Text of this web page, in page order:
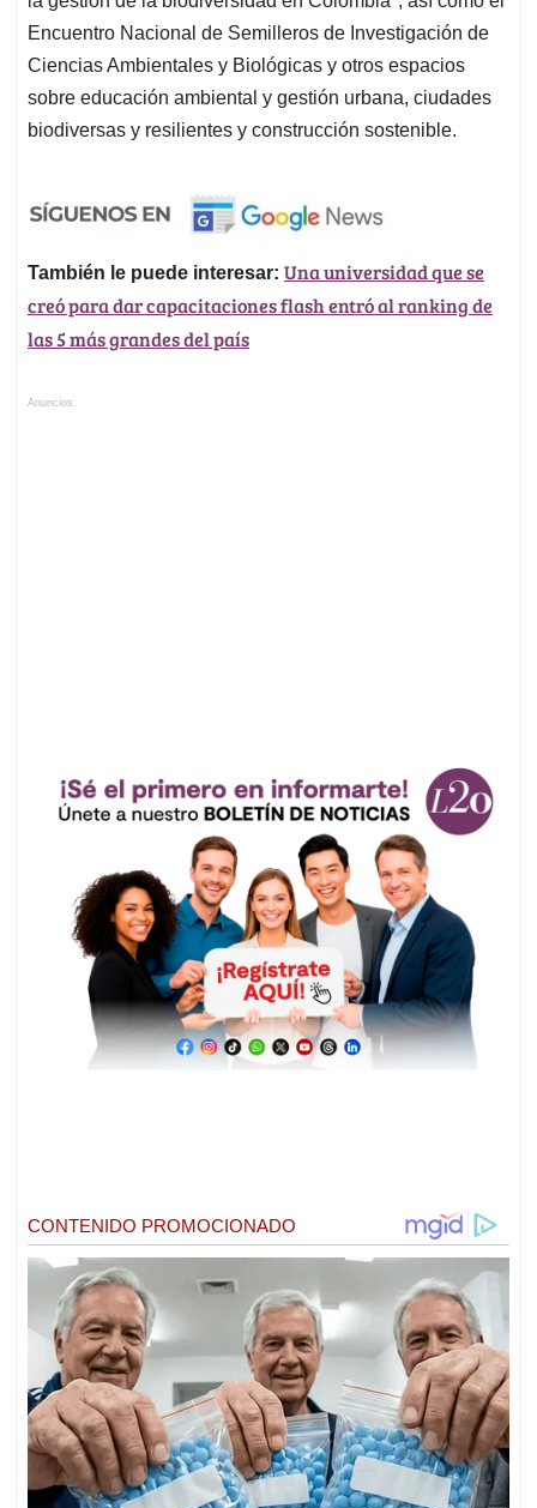
Encuentro Nacional de Semilleros de Investigación de
Ciencias Ambientales y Biológicas y otros espacios
sobre educación ambiental y gestión urbana, ciudades
biodiversas y resilientes y construcción sostenible.
También le puede interesar: Una universidad que se
creó para dar capacitaciones flash entró al ranking de
las 5 más grandes del país
Anuncios.